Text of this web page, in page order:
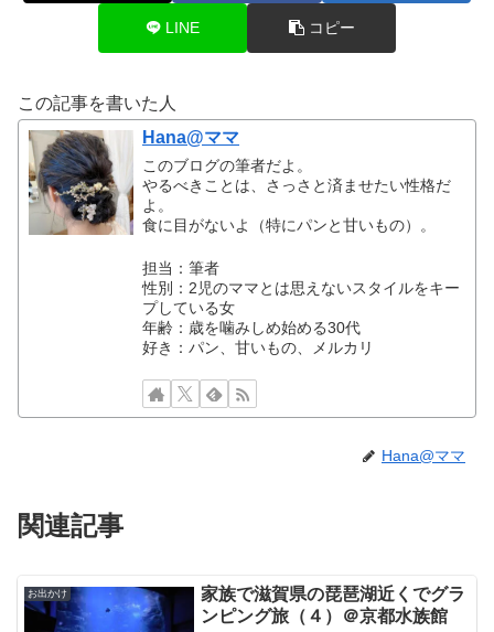
LINE コピー
この記事を書いた人
Hana@ママ
このブログの筆者だよ。
やるべきことは、さっさと済ませたい性格だ
よ。
食に目がないよ（特にパンと甘いもの）。
担当：筆者
性別：2児のママとは思えないスタイルをキー
プしている女
年齢：歳を噛みしめ始める30代
好き：パン、甘いもの、メルカリ
Hana@ママ
関連記事
お出かけ
家族で滋賀県の琵琶湖近くでグラ
ンピング旅（４）＠京都水族館